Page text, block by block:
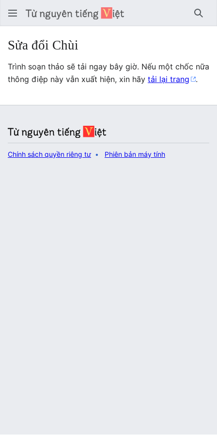
Tìm
Sửa đổi Chùi
Trình soạn thảo sẽ tải ngay bây giờ. Nếu một chốc nữa
thông điệp này vẫn xuất hiện, xin hãy tải lại trang .
Chính sách quyền riêng tư Phiên bản máy tính